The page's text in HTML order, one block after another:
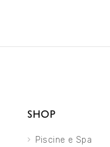
SHOP
Piscine e Spa